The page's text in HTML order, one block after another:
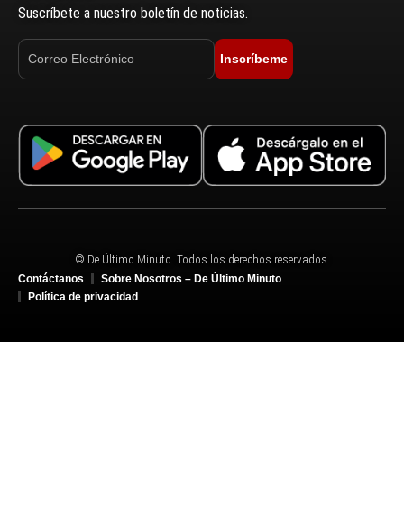
Suscríbete a nuestro boletín de noticias.
Inscríbeme
© De Último Minuto. Todos los derechos reservados.
Contáctanos
Sobre Nosotros – De Último Minuto
Política de privacidad